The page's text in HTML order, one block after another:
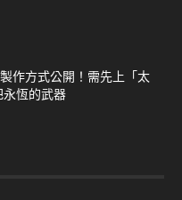
作方式公開！需先上「太
永恆的武器